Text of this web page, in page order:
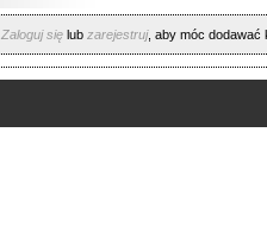
Zaloguj się lub zarejestruj, aby móc dodawać